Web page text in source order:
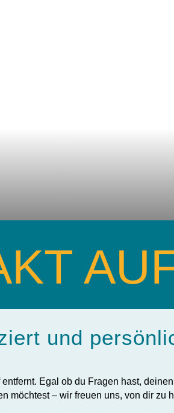
und
Egal ob du Fragen hast,
möchtest – wir freuen uns, von dir zu